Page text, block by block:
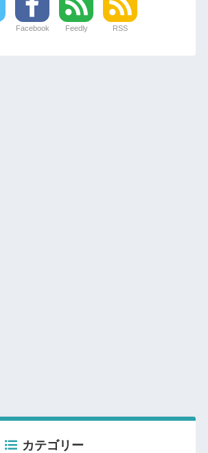
Facebook Feedly RSS
カテゴリー